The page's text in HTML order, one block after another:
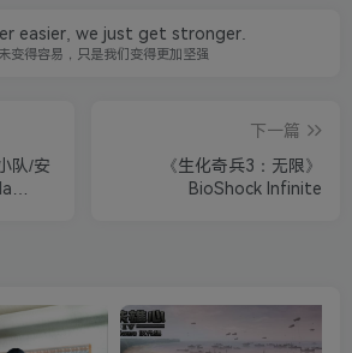
easier, we just get stronger.
变得容易，只是我们变得更加坚强
队/安
下一篇
《生化奇兵3：无限》
BioShock Infinite